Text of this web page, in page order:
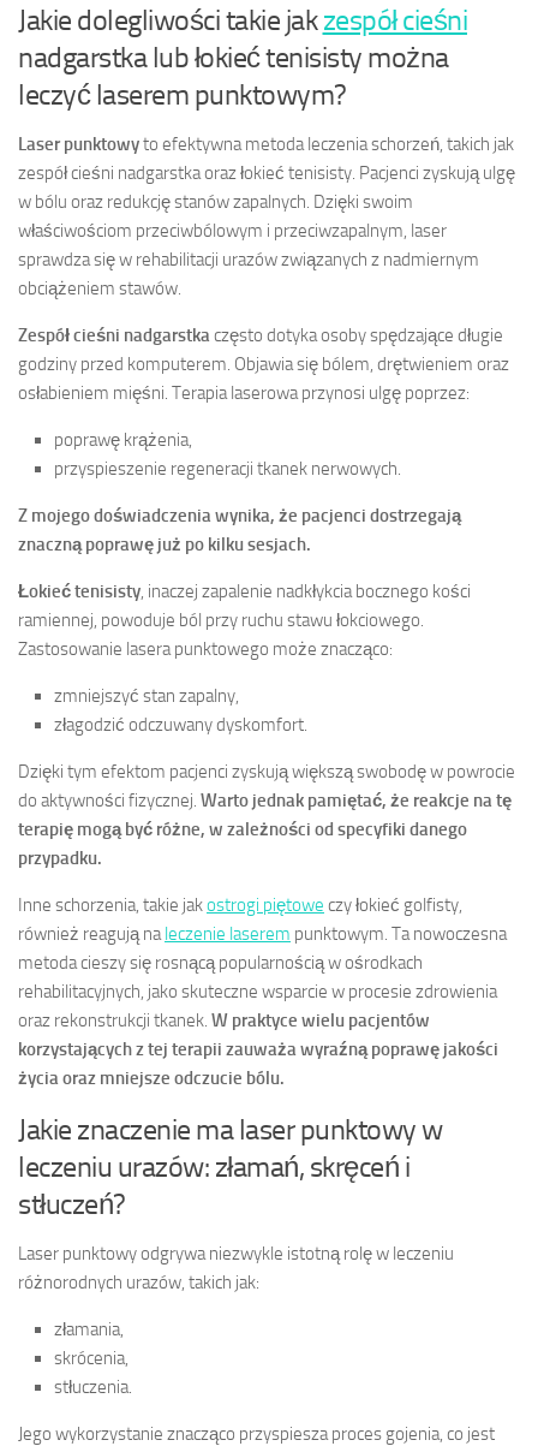
Jakie dolegliwości takie jakzespół cieśni
nadgarstka lub łokieć tenisisty można
leczyć laserem punktowym?
Laser punktowyto efektywna metoda leczenia schorzeń, takich jak
zespół cieśni nadgarstka oraz łokieć tenisisty. Pacjenci zyskują ulgę
w bólu oraz redukcję stanów zapalnych. Dzięki swoim
właściwościom przeciwbólowym i przeciwzapalnym, laser
sprawdza się w rehabilitacji urazów związanych z nadmiernym
obciążeniem stawów.
Zespół cieśni nadgarstkaczęsto dotyka osoby spędzające długie
godziny przed komputerem. Objawia się bólem, drętwieniem oraz
osłabieniem mięśni. Terapia laserowa przynosi ulgę poprzez:
poprawę krążenia,
przyspieszenie regeneracji tkanek nerwowych.
Z mojego doświadczenia wynika, że pacjenci dostrzegają
znaczną poprawę już po kilku sesjach.
Łokieć tenisisty, inaczej zapalenie nadkłykcia bocznego kości
ramiennej, powoduje ból przy ruchu stawu łokciowego.
Zastosowanie lasera punktowego może znacząco:
zmniejszyć stan zapalny,
złagodzić odczuwany dyskomfort.
Dzięki tym efektom pacjenci zyskują większą swobodę w powrocie
do aktywności fizycznej. Warto jednak pamiętać, że reakcje na tę
terapię mogą być różne, w zależności od specyfiki danego
przypadku.
Inne schorzenia, takie jakostrogi piętowe czy łokieć golfisty,
również reagują naleczenie laserem punktowym. Ta nowoczesna
metoda cieszy się rosnącą popularnością w ośrodkach
rehabilitacyjnych, jako skuteczne wsparcie w procesie zdrowienia
oraz rekonstrukcji tkanek. W praktyce wielu pacjentów
korzystających z tej terapii zauważa wyraźną poprawę jakości
życia oraz mniejsze odczucie bólu.
Jakie znaczenie ma laser punktowy w
leczeniu urazów: złamań, skręceń i
stłuczeń?
Laser punktowy odgrywa niezwykle istotną rolę w leczeniu
różnorodnych urazów, takich jak:
złamania,
skrócenia,
stłuczenia.
Jego wykorzystanie znacząco przyspiesza proces gojenia, co jest